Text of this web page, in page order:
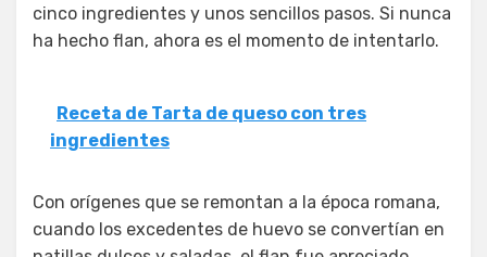
cinco ingredientes y unos sencillos pasos. Si nunca
ha hecho flan, ahora es el momento de intentarlo.
Receta de Tarta de queso con tres
ingredientes
Con orígenes que se remontan a la época romana,
cuando los excedentes de huevo se convertían en